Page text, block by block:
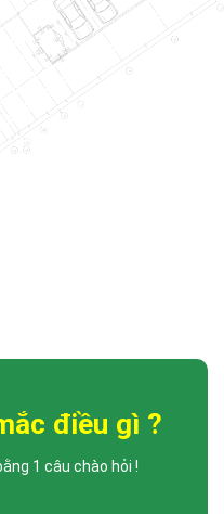
TỔNG GIÁM ĐỐC
điều gì ?
1 câu chào hỏi !